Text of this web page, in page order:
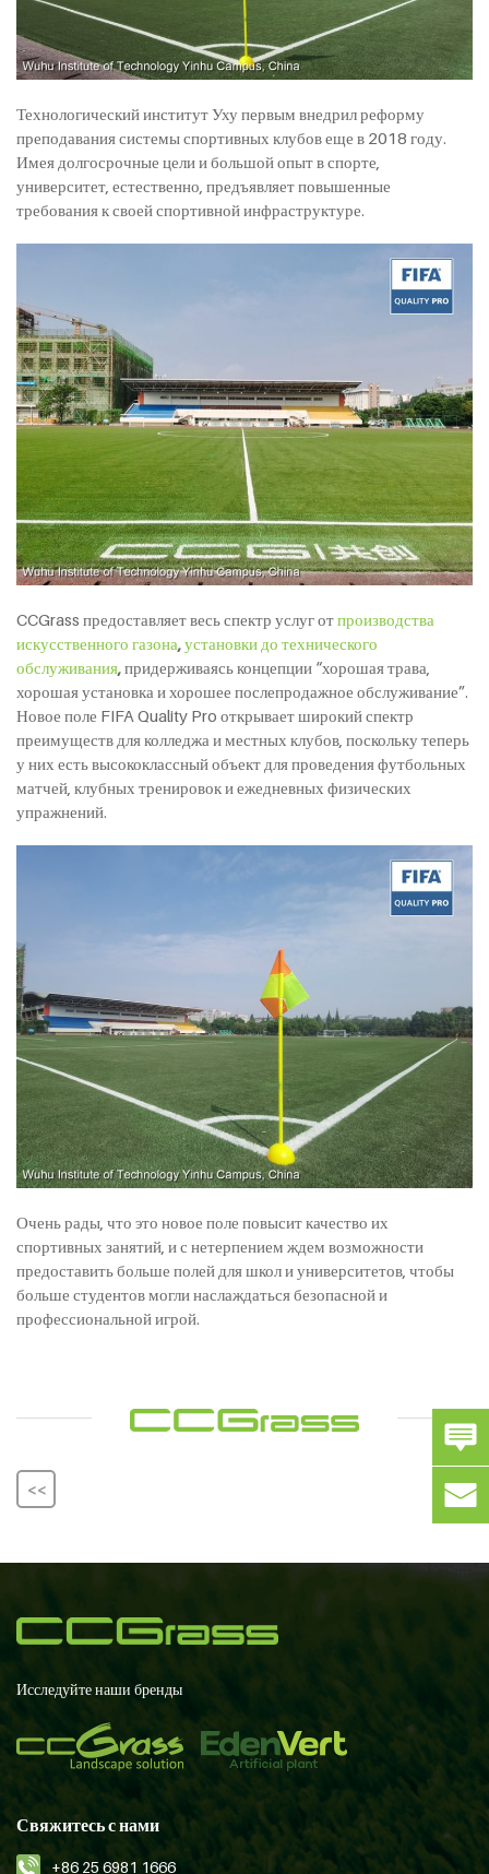
Технологический институт Уху первым внедрил реформу
преподавания системы спортивных клубов еще в 2018 году.
Имея долгосрочные цели и большой опыт в спорте,
университет, естественно, предъявляет повышенные
требования к своей спортивной инфраструктуре.
CCGrass предоставляет весь спектр услуг отпроизводства
искусственного газона,установки до технического
обслуживания,придерживаясь концепции “хорошая трава,
хорошая установка и хорошее послепродажное обслуживание”.
Новое поле FIFA Quality Pro открывает широкий спектр
преимуществ для колледжа и местных клубов, поскольку теперь
у них есть высококлассный объект для проведения футбольных
матчей, клубных тренировок и ежедневных физических
упражнений.
Очень рады, что это новое поле повысит качество их
спортивных занятий, и с нетерпением ждем возможности
предоставить больше полей для школ и университетов, чтобы
больше студентов могли наслаждаться безопасной и
профессиональной игрой.
<< >>
Исследуйте наши бренды
Свяжитесь с нами
+86 25 6981 1666